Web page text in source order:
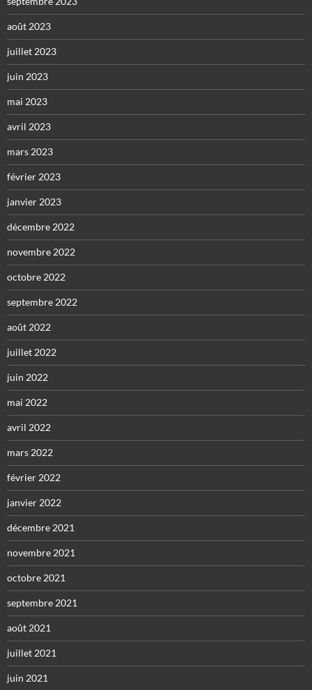
août 2023
juillet 2023
juin 2023
mai 2023
avril 2023
mars 2023
février 2023
janvier 2023
décembre 2022
novembre 2022
octobre 2022
septembre 2022
août 2022
juillet 2022
juin 2022
mai 2022
avril 2022
mars 2022
février 2022
janvier 2022
décembre 2021
novembre 2021
octobre 2021
septembre 2021
août 2021
juillet 2021
juin 2021